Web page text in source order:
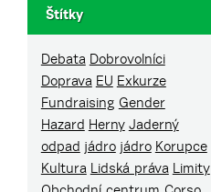
Štítky
Debata Dobrovolníci
Doprava EU Exkurze
Fundraising Gender
Hazard Herny Jaderný
odpad jádro jádro Korupce
Kultura Lidská práva Limity